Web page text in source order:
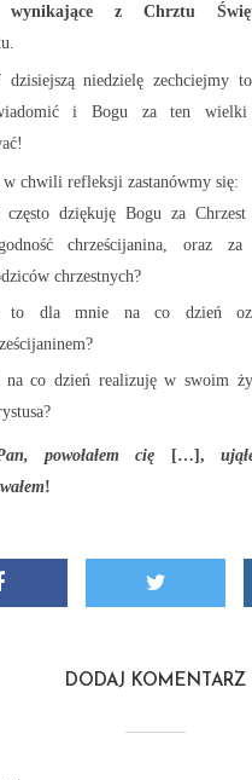
wynikające z Chrztu
dzisiejszą niedzielę zechciejmy
i Bogu za ten
refleksji zastanówmy się:
często dziękuję Bogu za
chrześcijanina, oraz za
chrzestnych?
to dla mnie na co dzień
na co dzień realizuję w swoim
powołałem cię […],
!
DODAJ KOMENTARZ